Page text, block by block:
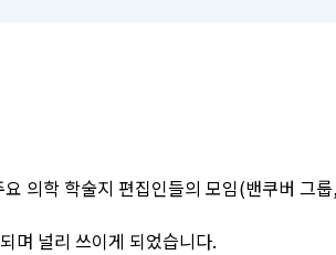
의학 학술지 편집인들의 모임(밴쿠버 그
며 널리 쓰이게 되었습니다.